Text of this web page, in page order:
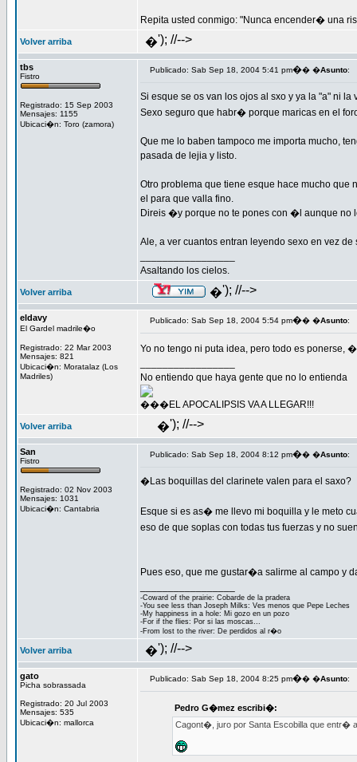
Repita usted conmigo: "Nunca encender� una
Volver arriba �'); //-->
tbs
Fistro
Registrado: 15 Sep 2003
Mensajes: 1155
Ubicaci�n: Toro (zamora)
Publicado: Sab Sep 18, 2004 5:41 pm�� �Asunto:
Si esque se os van los ojos al sxo y ya la "a" ni la
Sexo seguro que habr� porque maricas en el
Que me lo baben tampoco me importa mucho,
pasada de lejia y listo.
Otro problema que tiene esque hace mucho que
el para que valla fino.
Direis �y porque no te pones con �l aunque no
Ale, a ver cuantos entran leyendo sexo en vez
Asaltando los cielos.
Volver arriba �'); //-->
eldavy
El Gardel madrile�o
Registrado: 22 Mar 2003
Mensajes: 821
Ubicaci�n: Moratalaz (Los
Madriles)
Publicado: Sab Sep 18, 2004 5:54 pm�� �Asunto:
Yo no tengo ni puta idea, pero todo es ponerse,
No entiendo que haya gente que no lo entienda
���EL APOCALIPSIS VA A LLEGAR!!!
Volver arriba �'); //-->
San
Fistro
Registrado: 02 Nov 2003
Mensajes: 1031
Ubicaci�n: Cantabria
Publicado: Sab Sep 18, 2004 8:12 pm�� �Asunto:
�Las boquillas del clarinete valen para el saxo?
Esque si es as� me llevo mi boquilla y le meto
eso de que soplas con todas tus fuerzas y no
Pues eso, que me gustar�a salirme al campo y
-Coward of the prairie: Cobarde de la pradera
-You see less than Joseph Milks: Ves menos que Pepe Leches
-My happiness in a hole: Mi gozo en un pozo
-For if the flies: Por si las moscas...
-From lost to the river: De perdidos al r�o
Volver arriba �'); //-->
gato
Picha sobrassada
Registrado: 20 Jul 2003
Mensajes: 535
Ubicaci�n: mallorca
Publicado: Sab Sep 18, 2004 8:25 pm�� �Asunto:
Pedro G�mez escribi�:
Cagont�, juro por Santa Escobilla que entr�